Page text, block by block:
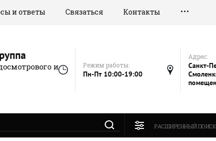
и ответы Связаться Контакты
и
Режим работы:
Пн-Пт 10:00-19:00
Адрес:
Санкт-
РАСШИРЕННЫЙ ПОИСК